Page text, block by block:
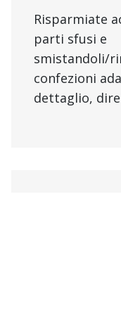
Risparmiate
parti sfusi e
smistandoli/
confezioni
dettaglio,